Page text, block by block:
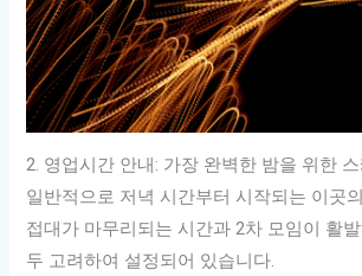
2. 영업시간 안내: 가장 완벽한 밤을 위한
일반적으로 저녁 시간부터 시작되는 이곳
접대가 마무리되는 시간과 2차 모임이 활
두 고려하여 설정되어 있습니다.